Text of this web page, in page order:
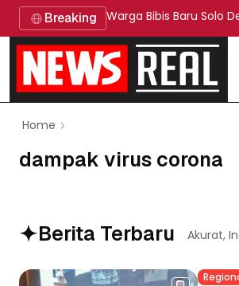
Breaking Warga Bibis Baru Solo
Home
dampak virus corona
Berita Terbaru Akurat,